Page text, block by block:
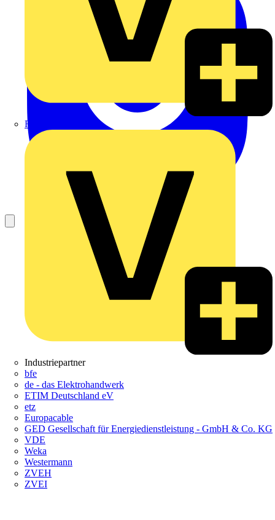
Rexel
Industriepartner
bfe
de - das Elektrohandwerk
ETIM Deutschland eV
etz
Europacable
GED Gesellschaft für Energiedienstleistung - GmbH & Co. KG
VDE
Weka
Westermann
ZVEH
ZVEI